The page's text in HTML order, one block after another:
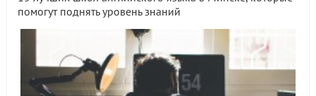
помогут поднять уровень знаний